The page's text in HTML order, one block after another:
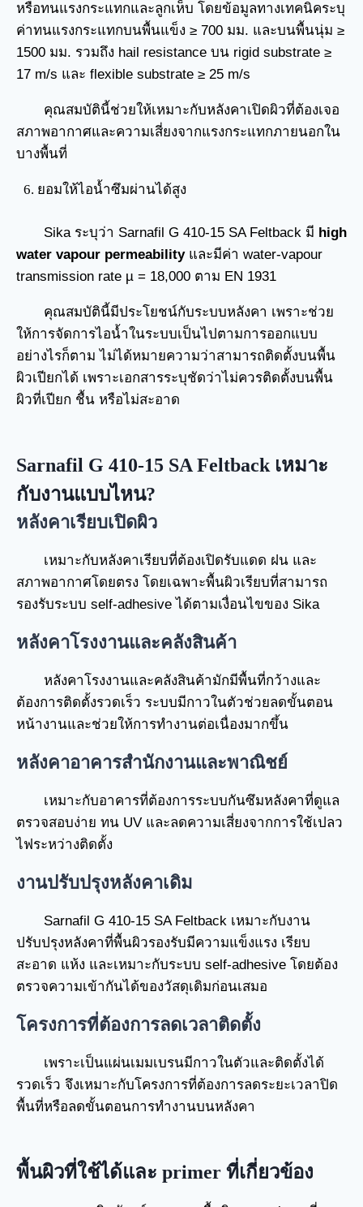
หรือทนแรงกระแทกและลูกเห็บ โดยข้อมูลทางเทคนิคระบุ
ค่าทนแรงกระแทกบนพื้นแข็ง ≥ 700 มม. และบนพื้นนุ่ม ≥
1500 มม. รวมถึง hail resistance บน rigid substrate ≥
17 m/s และ flexible substrate ≥ 25 m/s
คุณสมบัตินี้ช่วยให้เหมาะกับหลังคาเปิดผิวที่ต้องเจอ
สภาพอากาศและความเสี่ยงจากแรงกระแทกภายนอกใน
บางพื้นที่
ยอมให้ไอน้ำซึมผ่านได้สูง
Sika ระบุว่า Sarnafil G 410-15 SA Feltback มี high
water vapour permeabilityและมีค่า water-vapour
transmission rate µ = 18,000 ตาม EN 1931
คุณสมบัตินี้มีประโยชน์กับระบบหลังคา เพราะช่วย
ให้การจัดการไอน้ำในระบบเป็นไปตามการออกแบบ
อย่างไรก็ตาม ไม่ได้หมายความว่าสามารถติดตั้งบนพื้น
ผิวเปียกได้ เพราะเอกสารระบุชัดว่าไม่ควรติดตั้งบนพื้น
ผิวที่เปียก ชื้น หรือไม่สะอาด
Sarnafil G 410-15 SA Feltback เหมาะ
กับงานแบบไหน?
หลังคาเรียบเปิดผิว
เหมาะกับหลังคาเรียบที่ต้องเปิดรับแดด ฝน และ
สภาพอากาศโดยตรง โดยเฉพาะพื้นผิวเรียบที่สามารถ
รองรับระบบ self-adhesive ได้ตามเงื่อนไขของ Sika
หลังคาโรงงานและคลังสินค้า
หลังคาโรงงานและคลังสินค้ามักมีพื้นที่กว้างและ
ต้องการติดตั้งรวดเร็ว ระบบมีกาวในตัวช่วยลดขั้นตอน
หน้างานและช่วยให้การทำงานต่อเนื่องมากขึ้น
หลังคาอาคารสำนักงานและพาณิชย์
เหมาะกับอาคารที่ต้องการระบบกันซึมหลังคาที่ดูแล
ตรวจสอบง่าย ทน UV และลดความเสี่ยงจากการใช้เปลว
ไฟระหว่างติดตั้ง
งานปรับปรุงหลังคาเดิม
Sarnafil G 410-15 SA Feltback เหมาะกับงาน
ปรับปรุงหลังคาที่พื้นผิวรองรับมีความแข็งแรง เรียบ
สะอาด แห้ง และเหมาะกับระบบ self-adhesive โดยต้อง
ตรวจความเข้ากันได้ของวัสดุเดิมก่อนเสมอ
โครงการที่ต้องการลดเวลาติดตั้ง
เพราะเป็นแผ่นเมมเบรนมีกาวในตัวและติดตั้งได้
รวดเร็ว จึงเหมาะกับโครงการที่ต้องการลดระยะเวลาปิด
พื้นที่หรือลดขั้นตอนการทำงานบนหลังคา
พื้นผิวที่ใช้ได้และ primer ที่เกี่ยวข้อง